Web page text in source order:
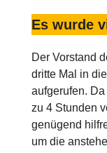
Es wurde
Der Vorstand
dritte Mal in
aufgerufen.
zu 4 Stunden
genügend
um die